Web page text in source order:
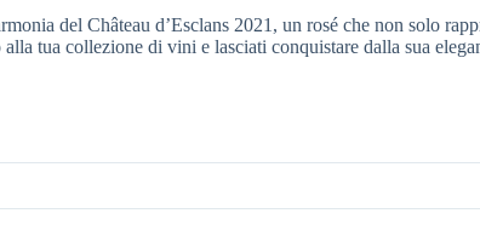
del Château d’Esclans 2021, un rosé che non solo
tua collezione di vini e lasciati conquistare dalla sua